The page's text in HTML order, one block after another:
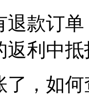
退款订
返利中
了，如